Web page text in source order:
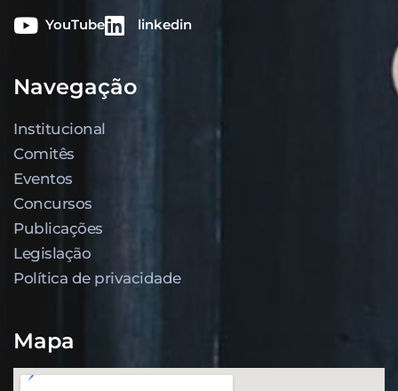
YouTube linkedin
Navegação
Institucional
Comitês
Eventos
Concursos
Publicações
Legislação
Política de privacidade
Mapa